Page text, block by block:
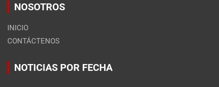
NOSOTROS
INICIO
CONTÁCTENOS
NOTICIAS POR FECHA